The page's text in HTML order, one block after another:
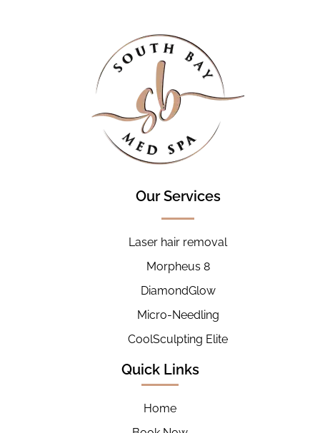
Our Services
Laser hair removal
Morpheus 8
DiamondGlow
Micro-Needling
CoolSculpting Elite
Quick Links
Home